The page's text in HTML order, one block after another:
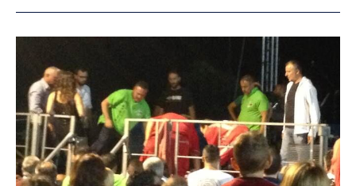
accascia
suolo
durante
una
festa
di